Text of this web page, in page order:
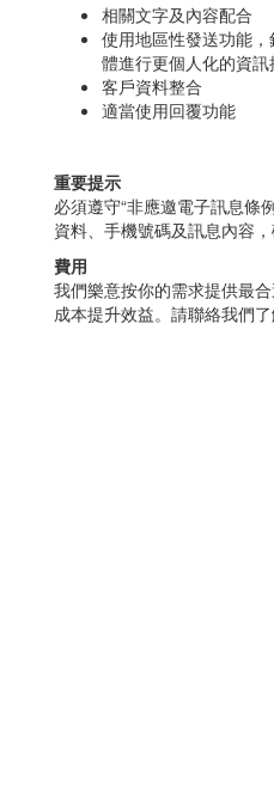
相關文字及內容配合
使用地區性發送功能
體進行更個人化的資訊
客戶資料整合
適當使用回覆功能
重要提示
必須遵守“非應邀電子訊息條
資料、手機號碼及訊息內容，
費用
我們樂意按你的需求提供最
成本提升效益。請聯絡我們了